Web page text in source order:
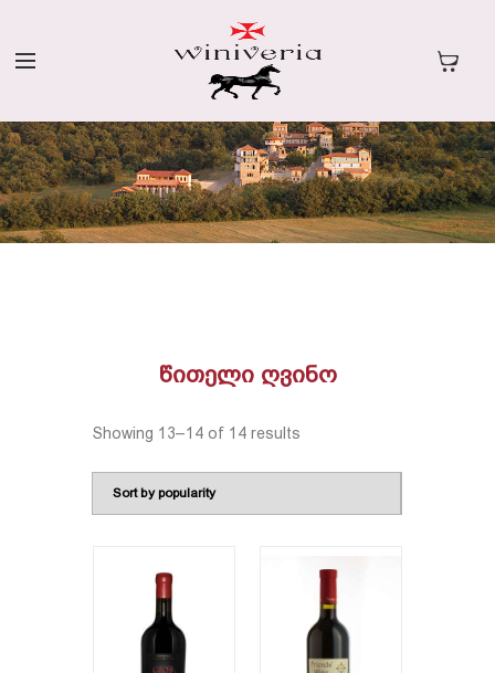
ᲬᲘᲗᲔᲚᲘ ᲦᲕᲘᲜᲝ
Showing 13–14 of 14 results